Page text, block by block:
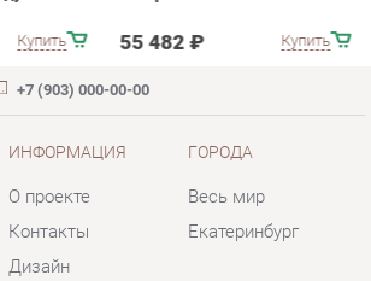
О проекте
Дизайн
Скидки и Акции
Политика
Гарантия
Помощь
Весь мир